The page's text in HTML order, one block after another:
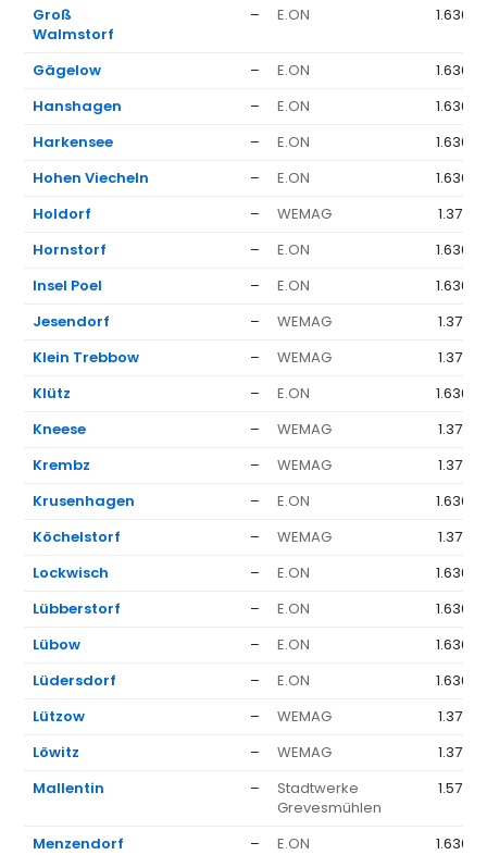
Groß
Walmstorf
– E.ON 1.636 €
Gägelow – E.ON
1.636 €
Hanshagen
– E.ON
1.636 €
Harkensee
– E.ON
1.636 €
Hohen Viecheln
– E.ON
1.636 €
Holdorf
– WEMAG
1.377 €
Hornstorf
– E.ON
1.636 €
Insel Poel
– E.ON
1.636 €
Jesendorf
– WEMAG
1.377 €
Klein Trebbow
– WEMAG
1.377 €
Klütz
– E.ON
1.636 €
Kneese
– WEMAG
1.377 €
Krembz
– WEMAG
1.377 €
Krusenhagen
– E.ON
1.636 €
Köchelstorf
– WEMAG
1.377 €
Lockwisch
– E.ON
1.636 €
Lübberstorf
– E.ON
1.636 €
Lübow
– E.ON
1.636 €
Lüdersdorf
– E.ON
1.636 €
Lützow
– WEMAG
1.377 €
Löwitz
– WEMAG
1.377 €
Mallentin
–
Stadtwerke
Grevesmühlen
1.577 €
Menzendorf – E.ON
1.636 €